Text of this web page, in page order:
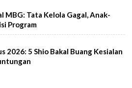
MBG: Tata Kelola Gagal, Anak-
Program
2026: 5 Shio Bakal Buang Kesialan